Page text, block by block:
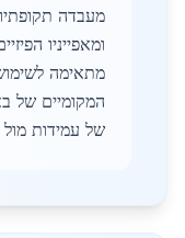
מעבדה
ומאפייניו
מתאימה
המקומיים של
של עמידות מול